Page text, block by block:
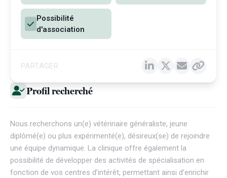
Profil recherché
Nous recherchons un(e) vétérinaire généraliste, jeune
diplômé(e) ou plus expérimenté(e), désireux(se) de rejoindre
une équipe dynamique. La clinique offre également la
possibilité de développer des activités de spécialisation en
fonction de vos centres d’intérêt, permettant ainsi d’enrichir
Possibilité
d'association
PARTAGER